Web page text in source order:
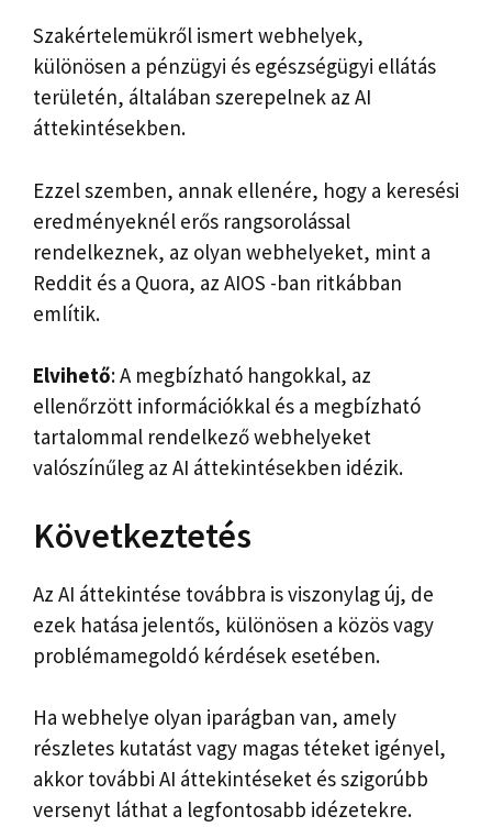
Szakértelemükről ismert webhelyek,
különösen a pénzügyi és egészségügyi ellátás
területén, általában szerepelnek az AI
áttekintésekben.
Ezzel szemben, annak ellenére, hogy a keresési
eredményeknél erős rangsorolással
rendelkeznek, az olyan webhelyeket, mint a
Reddit és a Quora, az AIOS -ban ritkábban
említik.
Elvihető: A megbízható hangokkal, az
ellenőrzött információkkal és a megbízható
tartalommal rendelkező webhelyeket
valószínűleg az AI áttekintésekben idézik.
Következtetés
Az AI áttekintése továbbra is viszonylag új, de
ezek hatása jelentős, különösen a közös vagy
problémamegoldó kérdések esetében.
Ha webhelye olyan iparágban van, amely
részletes kutatást vagy magas téteket igényel,
akkor további AI áttekintéseket és szigorúbb
versenyt láthat a legfontosabb idézetekre.